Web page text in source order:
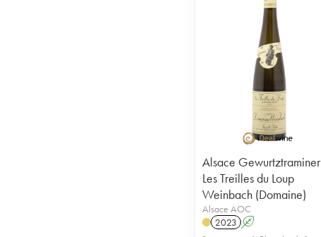
Alsace Gewurtztraminer
Les Treilles du Loup
Weinbach (Domaine)
Alsace AOC
2023 A